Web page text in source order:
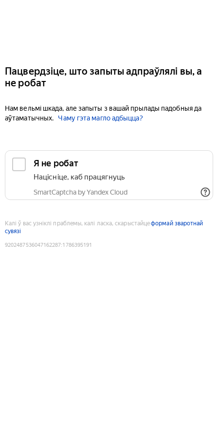
Пацвердзіце, што запыты адпраўлялі вы, а
не робат
Нам вельмі шкада, але запыты з вашай прылады падобныя да
аўтаматычных.
Чаму гэта магло адбыцца?
Я не робат
Націсніце, каб працягнуць
SmartCaptcha by Yandex Cloud
Калі ў вас узніклі праблемы, калі ласка, скарыстайцеформай зваротнай
сувязі
9202487536047162287:1786395191